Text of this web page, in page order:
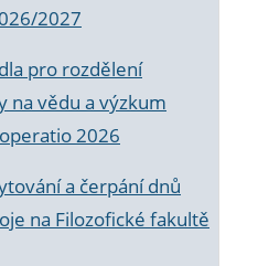
2027
pro rozdělení
na vědu a výzkum
2026
a čerpání dnů
na Filozofické fakultě